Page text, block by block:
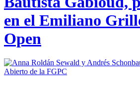
en el Emiliano
Open